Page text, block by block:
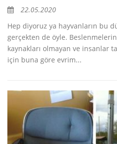
22.05.2020
Hep diyoruz ya hayvanların bu
gerçekten de öyle.
kaynakları olmayan ve insanlar
için buna göre evrim...